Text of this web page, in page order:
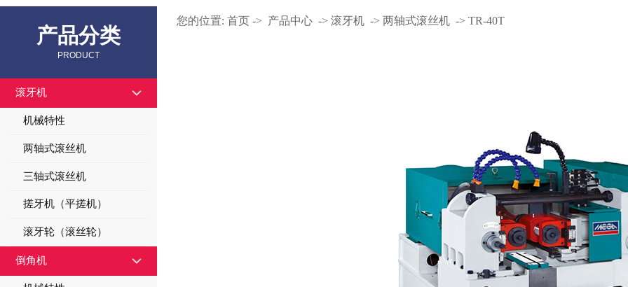
产品分类
PRODUCT
滚牙机
机械特性
两轴式滚丝机
三轴式滚丝机
搓牙机（平搓机）
滚牙轮（滚丝轮）
倒角机
您的位置: 首页 -> 产品中心 -> 滚牙机 -> 两轴式滚丝机 -> TR-40T